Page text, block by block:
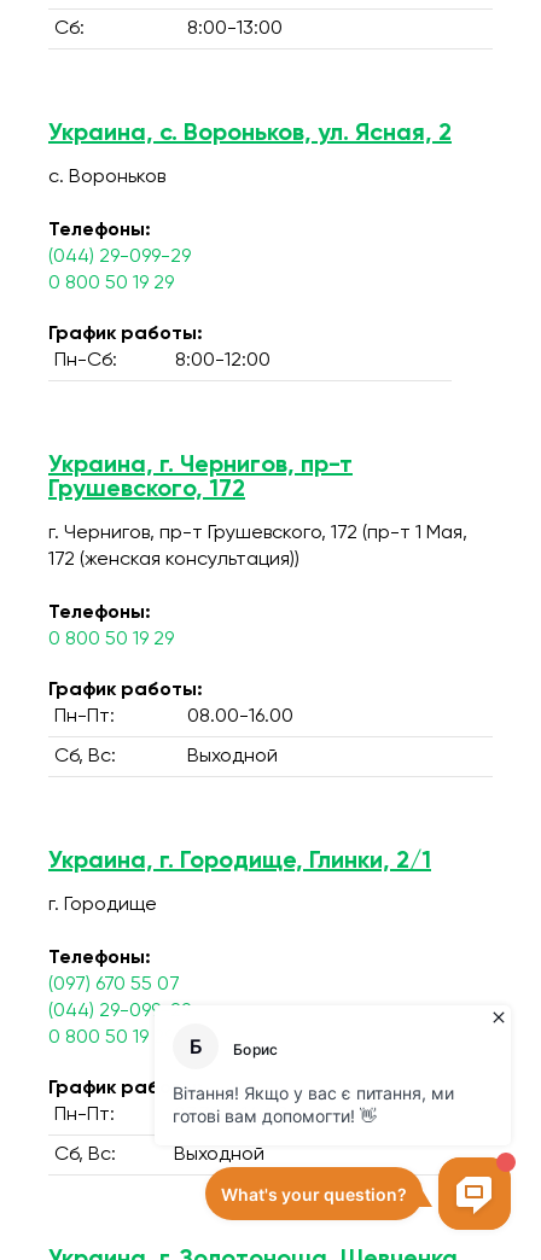
Сб: 8:00-13:00
Украина, с. Вороньков, ул. Ясная, 2
с. Вороньков
Телефоны:
(044) 29-099-29
0 800 50 19 29
График работы:
Пн-Сб:
8:00-12:00
Украина, г. Чернигов, пр-т
Грушевского, 172
г. Чернигов, пр-т Грушевского, 172 (пр-т 1 Мая,
172 (женская консультация))
Телефоны:
0 800 50 19 29
График работы:
Пн-Пт:
08.00-16.00
Сб, Вс: Выходной
Украина, г. Городище, Глинки, 2/1
г. Городище
Телефоны:
(097) 670 55 07
(044) 29-099-29
0 800 50 19 29
График работы:
Пн-Пт:
07.30 - 14.00
Сб, Вс: Выходной